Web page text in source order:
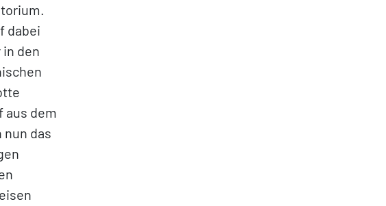
dabei
den
dem
nun das